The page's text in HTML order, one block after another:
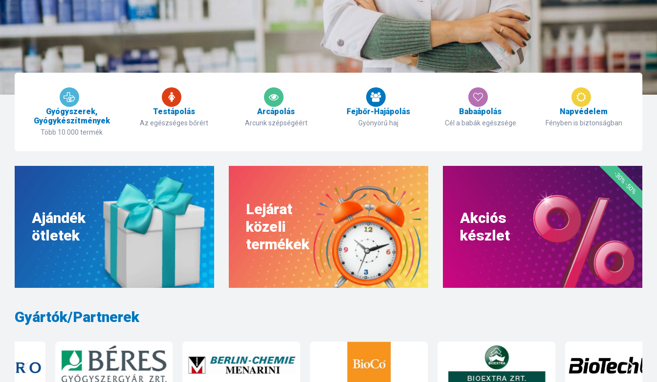
Gyógyszerek,
Gyógykészítmények
Több 10.000 termék
Testápolás
Az egészséges bőrért
Arcápolás
Arcunk szépségéért
Fejbőr-Hajápolás
Gyönyörű haj
Babaápolás
Cél a babák egészsége
Napvédelem
Fényben is biztonságban
Ajándék
ötletek
Lejárat
közeli
termékek
Akciós
készlet
-30% -50%
Gyártók/Partnerek